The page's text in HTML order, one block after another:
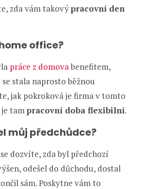
zda vám takovýpracovní den
office?
práce z domovabenefitem,
stala naprosto běžnou
jak pokroková je firma v tomto
tampracovní doba flexibilní.
můj předchůdce?
dozvíte, zda byl předchozí
odešel do důchodu, dostal
sám. Poskytne vám to